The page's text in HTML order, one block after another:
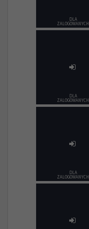
DLA
ZALOGOWANYCH
DLA
ZALOGOWANYCH
DLA
ZALOGOWANYCH